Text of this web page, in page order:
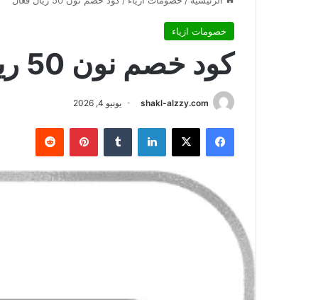
خصومات ازياء
كود خصم نون 50 ريال فعال
shakl-alzzy.com يونيو 4, 2026
فيسبوك X لينكدإن بينتيريست